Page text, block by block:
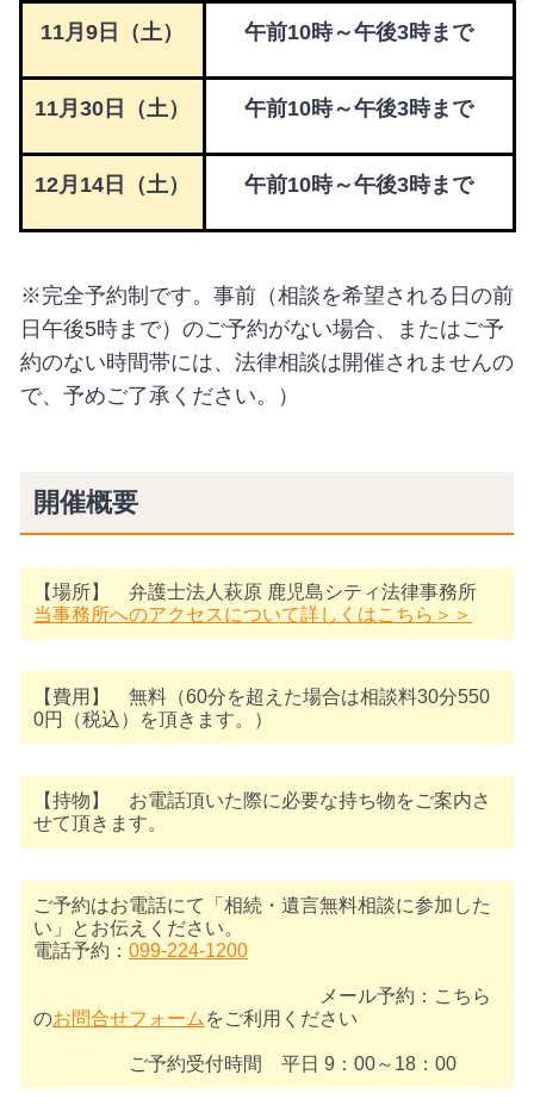
11月9 日（土） 午前10時～午後3時まで
11月30日（土） 午前10時～午後3時まで
12月14 日（土） 午前10時～午後3時まで
※完全予約制です。事前（相談を希望される日の前
日午後5時まで）のご予約がない場合、またはご予
約のない時間帯には、法律相談は開催されませんの
で、予めご了承ください。）
開催概要
【場所】 弁護士法人萩原 鹿児島シティ法律事務所
当事務所へのアクセスについて詳しくはこちら＞＞
【費用】 無料（60分を超えた場合は相談料30分550
0円（税込）を頂きます。）
【持物】 お電話頂いた際に必要な持ち物をご案内さ
せて頂きます。
ご予約はお電話にて「相続・遺言無料相談に参加した
い」とお伝えください。
電話予約：099-224-1200
メール予約：こちら
のお問合せフォーム をご利用ください
ご予約受付時間 平日 9：00～18：00